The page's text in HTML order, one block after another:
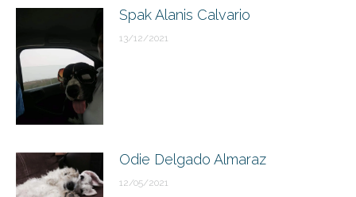
Spak Alanis Calvario
13/12/2021
Odie Delgado Almaraz
12/05/2021